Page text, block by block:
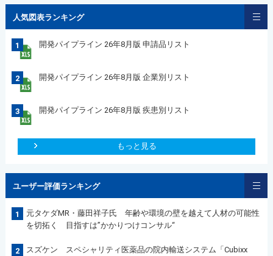
人気図表ランキング
1 開発パイプライン 26年8月版 申請品リスト
2 開発パイプライン 26年8月版 企業別リスト
3 開発パイプライン 26年8月版 疾患別リスト
もっと見る
ユーザー評価ランキング
1
元タケダMR・藤田祥子氏 年齢や環境の壁を越えて人材の可能性
を切拓く 目指すは”かかりつけコンサル“
2
スズケン スペシャリティ医薬品の院内輸送システム「Cubixx